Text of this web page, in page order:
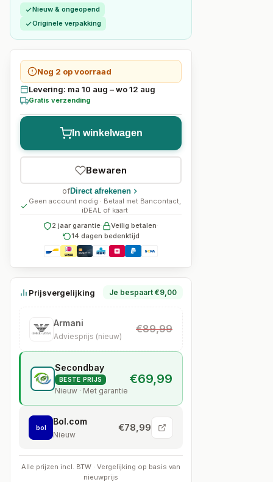
Nieuw & ongeopend
Originele verpakking
Nog 2 op voorraad
Levering: ma 10 aug – wo 12 aug
Gratis verzending
In winkelwagen
Bewaren
ofDirect afrekenen
Geen account nodig · Betaal met Bancontact,
iDEAL of kaart
2 jaar garantie
Veilig betalen
14 dagen bedenktijd
Prijsvergelijking Je bespaart €9,00
Armani
Adviesprijs (nieuw)
€89,99
Secondbay
BESTE PRIJS
Nieuw · Met garantie
€69,99
bol
Bol.com
Nieuw
€78,99
Alle prijzen incl. BTW · Vergelijking op basis van
nieuwprijs